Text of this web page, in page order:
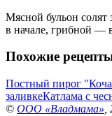
Мясной бульон
в начале, грибной —
Похожие
Постный пирог
заливкеКатлама с
© ООО «Владмама»